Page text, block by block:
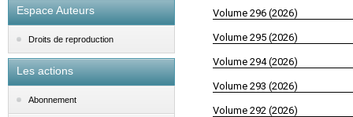
Espace Auteurs
Droits de reproduction
Les actions
Abonnement
Volume 296 (2026)
Volume 295 (2026)
Volume 294 (2026)
Volume 293 (2026)
Volume 292 (2026)